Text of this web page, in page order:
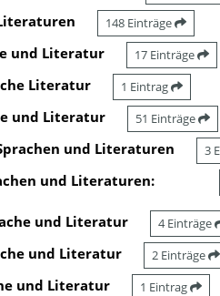
148 Einträge
und Literatur 17 Einträge
Literatur 1 Eintrag
und Literatur 51 Einträge
und Literaturen 3
und Literaturen:
und Literatur 4 Einträge
und Literatur 2 Einträge
und Literatur 1 Eintrag